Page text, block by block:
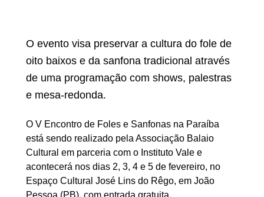
O evento visa preservar a cultura do fole de
oito baixos e da sanfona tradicional através
de uma programação com shows, palestras
e mesa-redonda.
O V Encontro de Foles e Sanfonas na Paraíba
está sendo realizado pela Associação Balaio
Cultural em parceria com o Instituto Vale e
acontecerá nos dias 2, 3, 4 e 5 de fevereiro, no
Espaço Cultural José Lins do Rêgo, em João
Pessoa (PB), com entrada gratuita.